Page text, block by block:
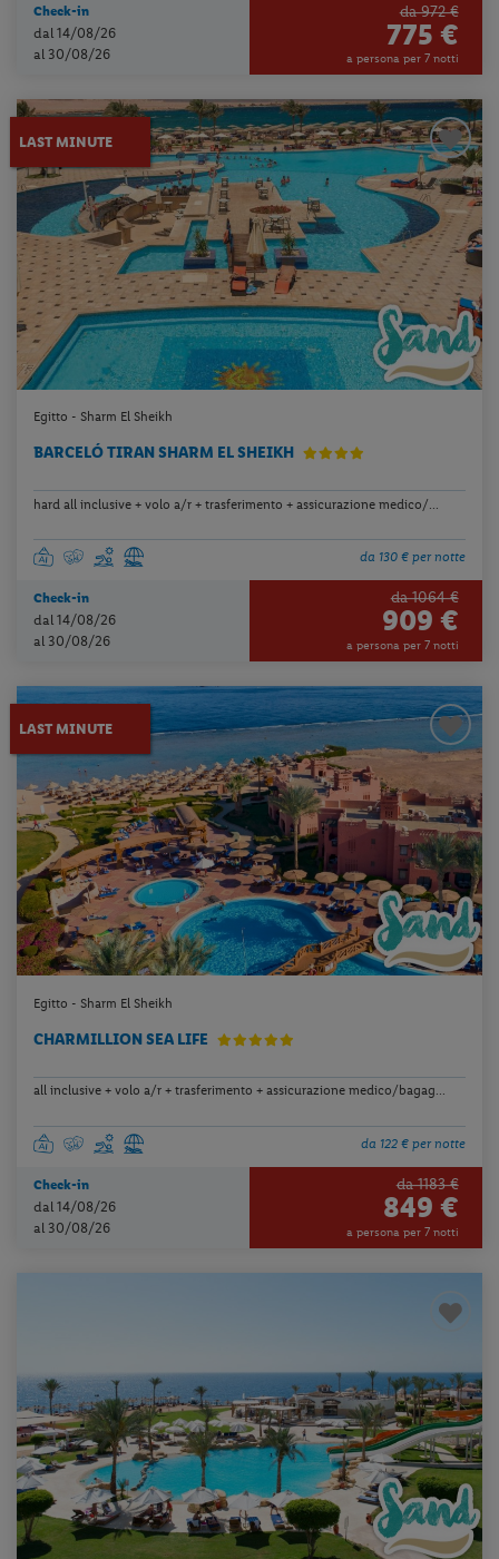
Check-in
dal 14/08/26
al 30/08/26
da 972 €
775 €
a persona per 7 notti
LAST MINUTE
Egitto - Sharm El Sheikh
BARCELÓ TIRAN SHARM EL SHEIKH
hard all inclusive + volo a/r + trasferimento + assicurazione medico/...
da 130 € per notte
Check-in
dal 14/08/26
al 30/08/26
da 1064 €
909 €
a persona per 7 notti
LAST MINUTE
Egitto - Sharm El Sheikh
CHARMILLION SEA LIFE
all inclusive + volo a/r + trasferimento + assicurazione medico/bagag...
da 122 € per notte
Check-in
dal 14/08/26
al 30/08/26
da 1183 €
849 €
a persona per 7 notti